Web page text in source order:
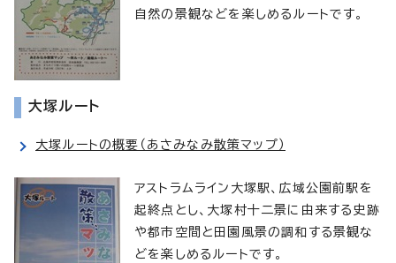
自然の景観などを楽しめるルートです。
大塚ルート
大塚ルートの概要（あさみなみ散策マップ）
アストラムライン大塚駅、広域公園前駅を
起終点とし、大塚村十二景に由来する史跡
や都市空間と田園風景の調和する景観な
どを楽しめるルートです。